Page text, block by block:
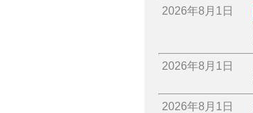
2026年8月1日
2026年8月1日
2026年8月1日